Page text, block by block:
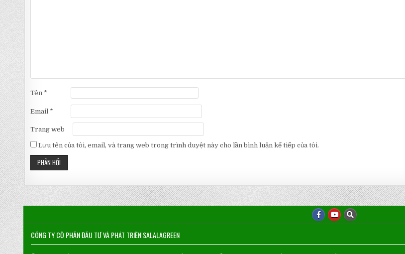
Tên *
Email *
Trang web
Lưu tên của tôi, email, và trang web trong trình duyệt này cho lần bình luận kế tiếp của tôi.
CÔNG TY CỔ PHẦN ĐẦU TƯ VÀ PHÁT TRIỂN SALALAGREEN